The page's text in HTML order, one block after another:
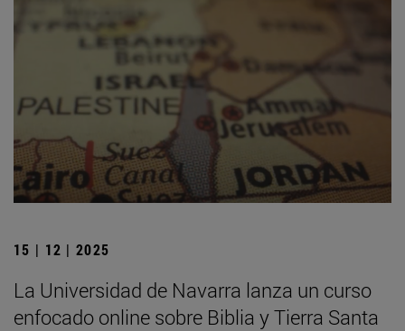
15 | 12 | 2025
La Universidad de Navarra lanza un curso
enfocado online sobre Biblia y Tierra Santa